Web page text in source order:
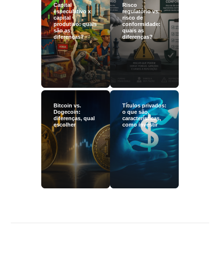
Capital
especulativo x
capital
produtivo: quais
são as
diferenças?
Risco
regulatório vs.
risco de
conformidade:
quais as
diferenças?
Bitcoin vs.
Dogecoin:
diferenças, qual
escolher
Títulos privados:
o que são,
características,
como investir